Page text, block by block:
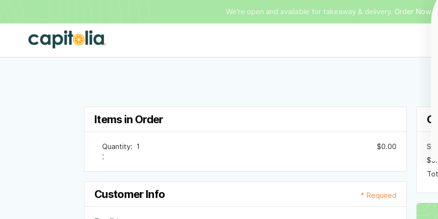
We're open and available for takeaway & delivery. Order Now
Items in Order
1
:
$0.00
Customer Info * Required